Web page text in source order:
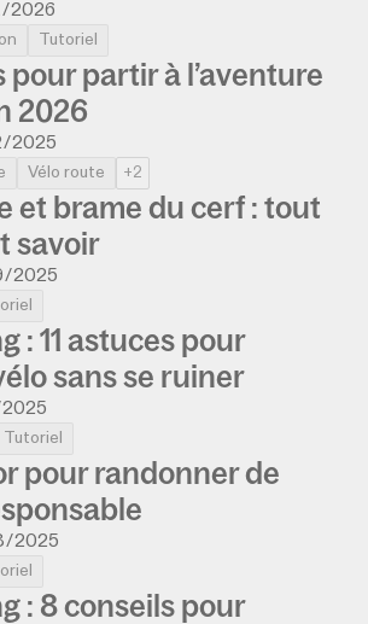
2026
Tutoriel
pour partir à l’aventure
2026
2025
Vélo route +2
et brame du cerf : tout
savoir
2025
: 11 astuces pour
sans se ruiner
Tutoriel
pour randonner de
2025
: 8 conseils pour